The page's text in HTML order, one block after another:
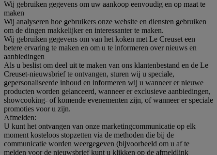
Wij gebruiken gegevens om uw aankoop eenvoudig en op maat te
maken
Wij analyseren hoe gebruikers onze website en diensten gebruiken
om de dingen makkelijker en interessanter te maken.
Wij gebruiken gegevens om van het koken met Le Creuset een
betere ervaring te maken en om u te informeren over nieuws en
aanbiedingen
Als u beslist om deel uit te maken van ons klantenbestand en de Le
Creuset-nieuwsbrief te ontvangen, sturen wij u speciale,
gepersonaliseerde inhoud en informeren wij u wanneer er nieuwe
producten worden gelanceerd, wanneer er exclusieve aanbiedingen,
showcooking- of komende evenementen zijn, of wanneer er speciale
promoties voor u zijn.
Afmelden:
U kunt het ontvangen van onze marketingcommunicatie op elk
moment kosteloos stopzetten via de methoden die bij de
communicatie worden weergegeven (bijvoorbeeld om u af te
melden voor de nieuwsbrief kunt u klikken op de afmeldlink